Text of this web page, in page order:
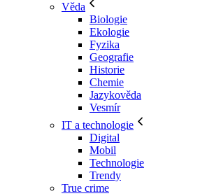
Věda
Biologie
Ekologie
Fyzika
Geografie
Historie
Chemie
Jazykověda
Vesmír
IT a technologie
Digital
Mobil
Technologie
Trendy
True crime